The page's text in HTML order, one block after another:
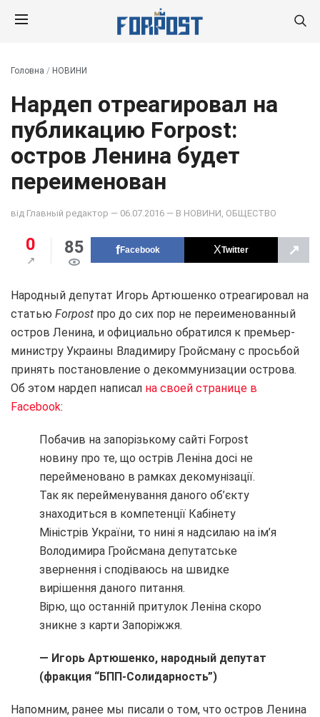
Головна / НОВИНИ
Нардеп отреагировал на
публикацию Forpost:
остров Ленина будет
переименован
від Главный редактор — 06.07.2016 — В НОВИНИ ОБЩЕСТВО
0 85 Facebook Twitter ↗
Народный депутат Игорь Артюшенко отреагировал на
статью Forpost про до сих пор не переименованный
остров Ленина, и официально обратился к премьер-
министру Украины Владимиру Гройсману с просьбой
принять постановление о декоммунизации острова.
Об этом нардеп написал на своей странице в
Facebook:
Побачив на запорізькому сайті Forpost
новину про те, що острів Леніна досі не
перейменовано в рамках декомунізації.
Так як перейменування даного об’єкту
знаходиться в компетенції Кабінету
Міністрів України, то нині я надсилаю на ім’я
Володимира Гройсмана депутатське
звернення і сподіваюсь на швидке
вирішення даного питання.
Вірю, що останній притулок Леніна скоро
зникне з карти Запоріжжя.
— Игорь Артюшенко, народный депутат
(фракция “БПП-Солидарность”)
Напомним, ранее мы писали о том, что остров Ленина